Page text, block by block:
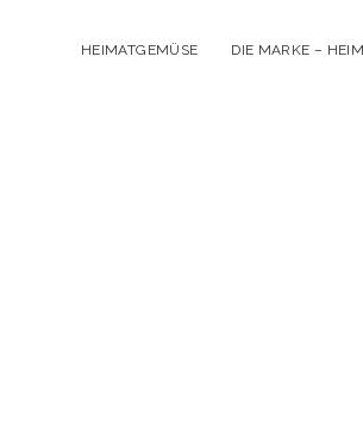
HEIMATGEMÜSE DIE MARKE –